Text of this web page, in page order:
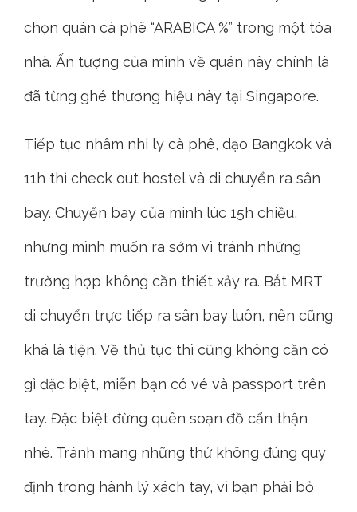
chọn quán cà phê “ARABICA %” trong một tòa
nhà. Ấn tượng của mình về quán này chính là
đã từng ghé thương hiệu này tại Singapore.
Tiếp tục nhâm nhi ly cà phê, dạo Bangkok và
11h thì check out hostel và di chuyển ra sân
bay. Chuyến bay của mình lúc 15h chiều,
nhưng mình muốn ra sớm vì tránh những
trường hợp không cần thiết xảy ra. Bắt MRT
di chuyển trực tiếp ra sân bay luôn, nên cũng
khá là tiện. Về thủ tục thì cũng không cần có
gì đặc biệt, miễn bạn có vé và passport trên
tay. Đặc biệt đừng quên soạn đồ cẩn thận
nhé. Tránh mang những thứ không đúng quy
định trong hành lý xách tay, vì bạn phải bỏ